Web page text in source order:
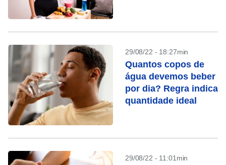
29/08/22 - 18:27min
Quantos copos de
água devemos beber
por dia? Regra indica
quantidade ideal
29/08/22 - 11:01min